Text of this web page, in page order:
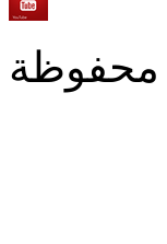
محفوظة